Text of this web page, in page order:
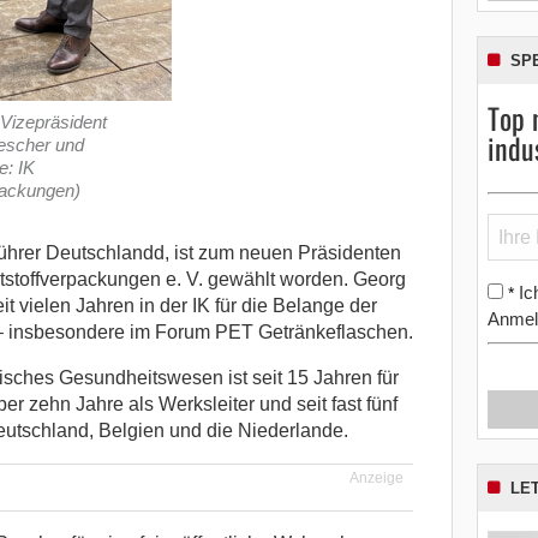
und
IK
Deutschlandd, ist zum neuen Präsidenten
e. V. gewählt worden. Georg
vielen Jahren in der IK für die Belange der
im Forum PET Getränkeflaschen.
Gesundheitswesen ist seit 15 Jahren für
zehn Jahre als Werksleiter und seit fast fünf
Belgien und die Niederlande.
Anzeige
Top
*